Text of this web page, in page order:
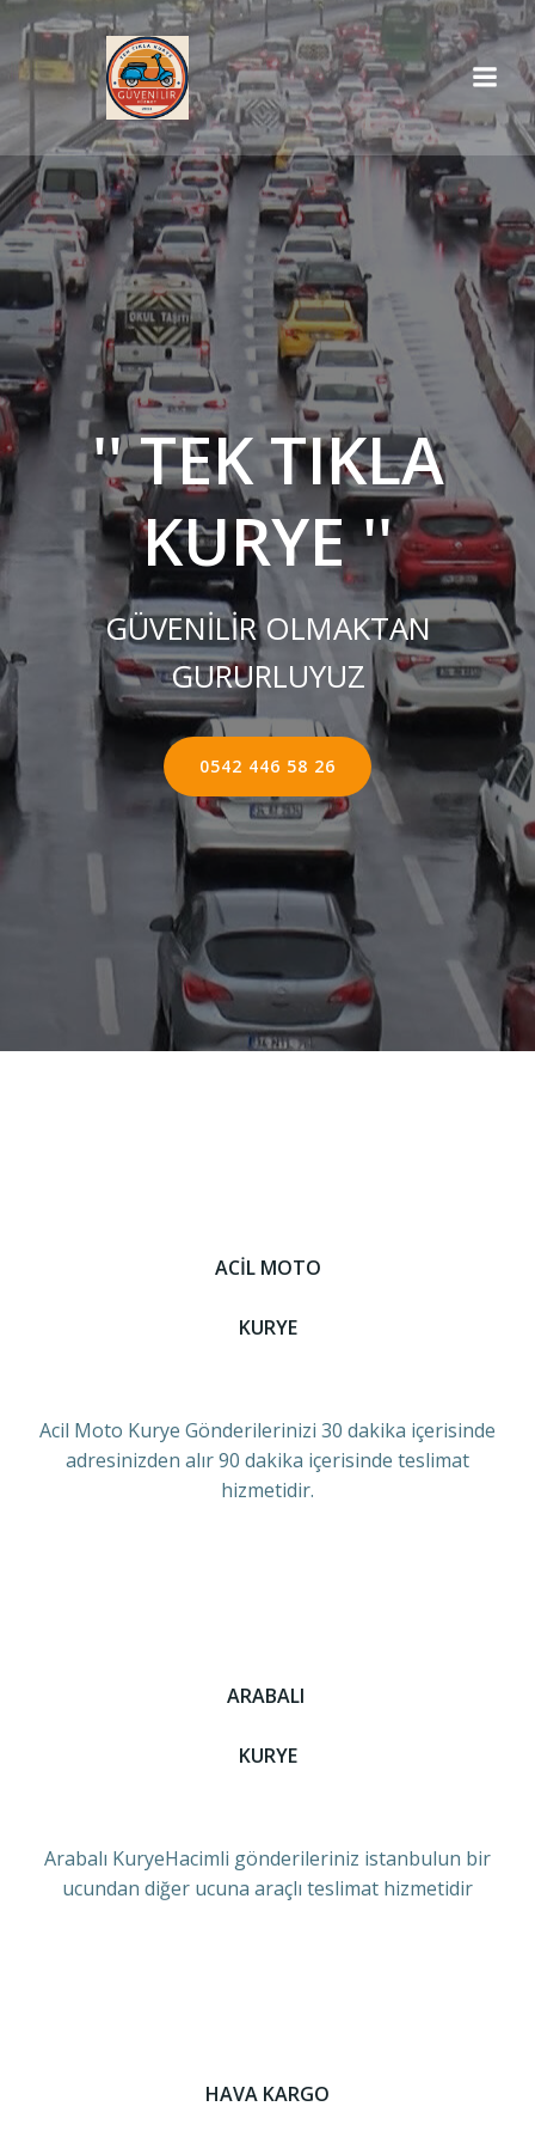
İçeriğe
geç
'' TEK TIKLA
KURYE ''
GÜVENİLİR OLMAKTAN
GURURLUYUZ
0542 446 58 26
ACİL MOTO
KURYE
Acil Moto Kurye Gönderilerinizi 30 dakika içerisinde
adresinizden alır 90 dakika içerisinde teslimat
hizmetidir.
ARABALI
KURYE
Arabalı KuryeHacimli gönderileriniz istanbulun bir
ucundan diğer ucuna araçlı teslimat hizmetidir
HAVA KARGO